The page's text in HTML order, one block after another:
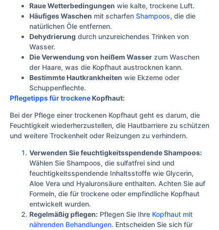
Raue Wetterbedingungen wie kalte, trockene Luft.
Häufiges Waschen mit scharfen Shampoos, die die
natürlichen Öle entfernen.
Dehydrierung durch unzureichendes Trinken von
Wasser.
Die Verwendung von heißem Wasser zum Waschen
der Haare, was die Kopfhaut austrocknen kann.
Bestimmte Hautkrankheiten wie Ekzeme oder
Schuppenflechte.
Pflegetipps für trockene Kopfhaut:
Bei der Pflege einer trockenen Kopfhaut geht es darum, die
Feuchtigkeit wiederherzustellen, die Hautbarriere zu schützen
und weitere Trockenheit oder Reizungen zu verhindern.
Verwenden Sie feuchtigkeitsspendende Shampoos:
Wählen Sie Shampoos, die sulfatfrei sind und
feuchtigkeitsspendende Inhaltsstoffe wie Glycerin,
Aloe Vera und Hyaluronsäure enthalten. Achten Sie auf
Formeln, die für trockene oder empfindliche Kopfhaut
entwickelt wurden.
Regelmäßig pflegen: Pflegen Sie Ihre Kopfhaut mit
nährenden Behandlungen. Entscheiden Sie sich für